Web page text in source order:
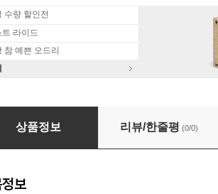
수량 할인전
트 라이드
참 예쁜 오드리
Lungu / Gianandrea Noseda 푸치니: 라
상품정보 리뷰/한줄평 (0/0)
보